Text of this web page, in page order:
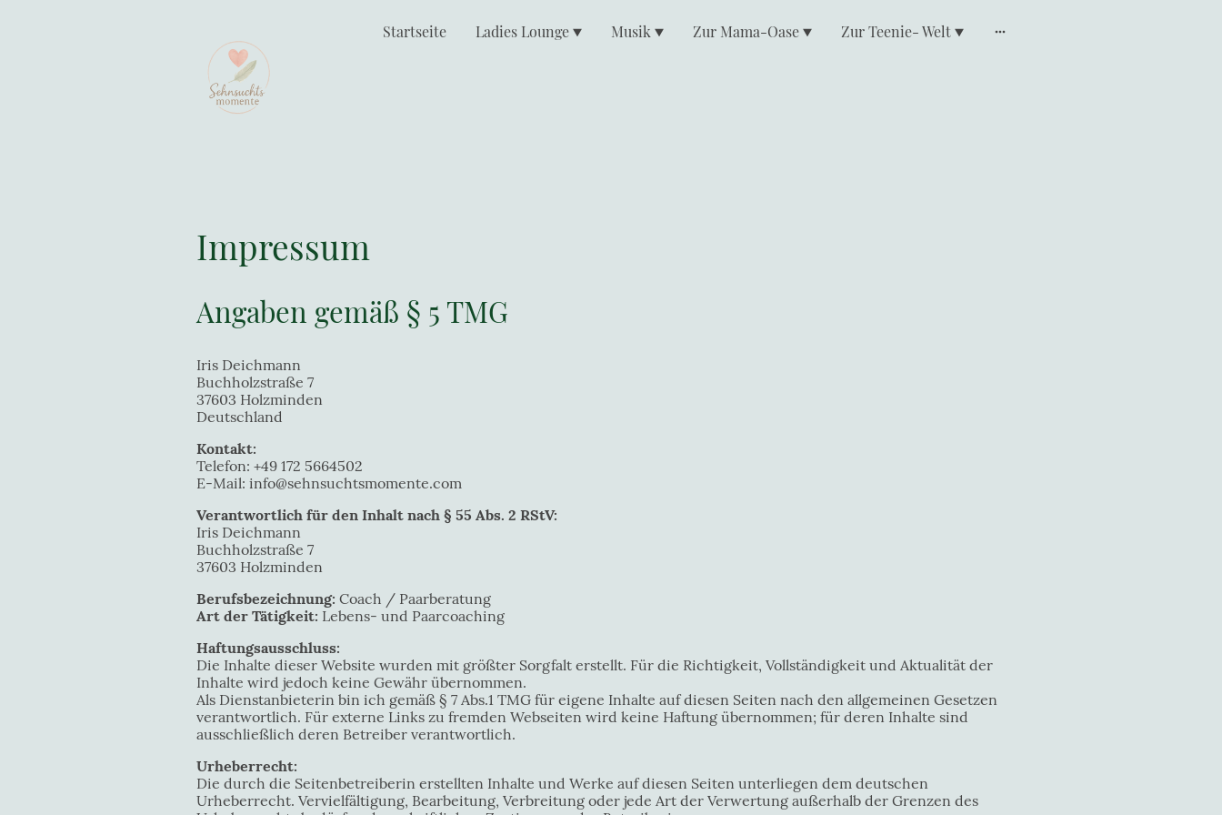
Startseite Ladies Lounge Musik Zur Mama-Oase Zur Teenie- Welt
Impressum
Angaben gemäß § 5 TMG
Iris Deichmann
Buchholzstraße 7
37603 Holzminden
Deutschland
Kontakt:
Telefon: +49 172 5664502
E-Mail: info@sehnsuchtsmomente.com
Verantwortlich für den Inhalt nach § 55 Abs. 2 RStV:
Iris Deichmann
Buchholzstraße 7
37603 Holzminden
Berufsbezeichnung: Coach / Paarberatung
Art der Tätigkeit: Lebens- und Paarcoaching
Haftungsausschluss:
Die Inhalte dieser Website wurden mit größter Sorgfalt erstellt. Für die Richtigkeit, Vollständigkeit und Aktualität der
Inhalte wird jedoch keine Gewähr übernommen.
Als Dienstanbieterin bin ich gemäß § 7 Abs.1 TMG für eigene Inhalte auf diesen Seiten nach den allgemeinen Gesetzen
verantwortlich. Für externe Links zu fremden Webseiten wird keine Haftung übernommen; für deren Inhalte sind
ausschließlich deren Betreiber verantwortlich.
Urheberrecht:
Die durch die Seitenbetreiberin erstellten Inhalte und Werke auf diesen Seiten unterliegen dem deutschen
Urheberrecht. Vervielfältigung, Bearbeitung, Verbreitung oder jede Art der Verwertung außerhalb der Grenzen des